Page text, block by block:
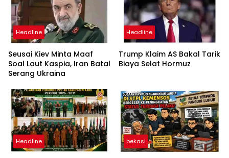
Headline
Seusai Kiev Minta Maaf
Soal Laut Kaspia, Iran Batal
Serang Ukraina
Headline
Trump Klaim AS Bakal Tarik
Biaya Selat Hormuz
Headline bekasi